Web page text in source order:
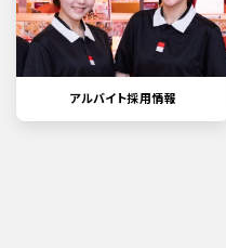
アルバイト採用情報